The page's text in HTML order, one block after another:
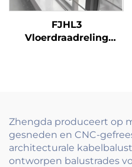
FJHL3
Vloerdraadreling
gebouwvloeren
Zhengda produceert op
gesneden en CNC-
architecturale
ontworpen balustrades